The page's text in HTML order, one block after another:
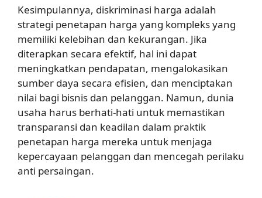
Kesimpulannya, diskriminasi harga adalah
strategi penetapan harga yang kompleks yang
memiliki kelebihan dan kekurangan. Jika
diterapkan secara efektif, hal ini dapat
meningkatkan pendapatan, mengalokasikan
sumber daya secara efisien, dan menciptakan
nilai bagi bisnis dan pelanggan. Namun, dunia
usaha harus berhati-hati untuk memastikan
transparansi dan keadilan dalam praktik
penetapan harga mereka untuk menjaga
kepercayaan pelanggan dan mencegah perilaku
anti persaingan.